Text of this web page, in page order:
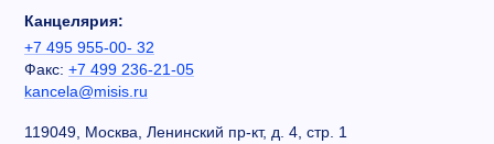
Канцелярия:
+7 495 955-00- 32
Факс: +7 499 236-21-05
kancela@misis.ru
119049, Москва, Ленинский пр-кт, д. 4, стр. 1